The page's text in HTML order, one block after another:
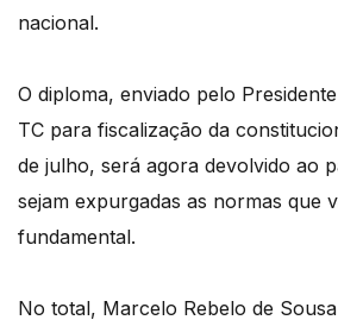
nacional.
O diploma, enviado pelo
TC para fiscalização da
de julho, será agora devolvido ao
sejam expurgadas as normas que
fundamental.
No total, Marcelo Rebelo de